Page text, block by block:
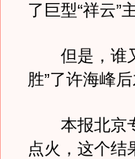
了巨型“祥云”
但是，谁又
胜”了许海峰后
本报北京专
点火，这个结